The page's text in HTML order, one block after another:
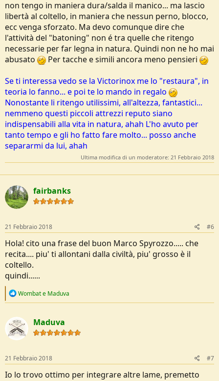
non tengo in maniera dura/salda il manico... ma lascio
libertà al coltello, in maniera che nessun perno, blocco,
ecc venga sforzato. Ma devo comunque dire che
l'attività del "batoning" non é tra quelle che ritengo
necessarie per far legna in natura. Quindi non ne ho mai
abusato
Per tacche e simili ancora meno pensieri
Se ti interessa vedo se la Victorinox me lo "restaura", in
teoria lo fanno... e poi te lo mando in regalo
Nonostante li ritengo utilissimi, all'altezza, fantastici...
nemmeno questi piccoli attrezzi reputo siano
indispensabili alla vita in natura, ahah L'ho avuto per
tanto tempo e gli ho fatto fare molto... posso anche
separarmi da lui, ahah
Ultima modifica di un moderatore: 21 Febbraio 2018
fairbanks
21 Febbraio 2018 #6
Hola! cito una frase del buon Marco Spyrozzo..... che
recita.... piu' ti allontani dalla civiltà, piu' grosso è il
coltello.
quindi......
R
c
t
i
o
s
:
Wombate Maduva
Maduva
21 Febbraio 2018 #7
Io lo trovo ottimo per integrare altre lame, premetto